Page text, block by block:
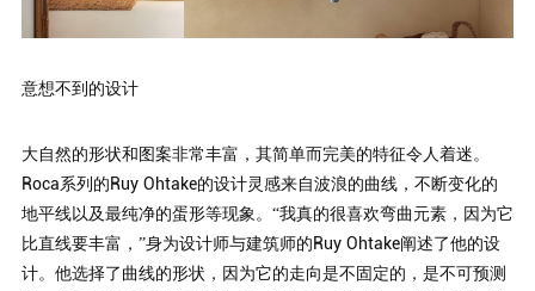
意想不到的设计
大自然的形状和图案非常丰富，其简单而完美的特征令人着迷。
Roca系列的Ruy Ohtake的设计灵感来自波浪的曲线，不断变化的
地平线以及最纯净的蛋形等现象。“我真的很喜欢弯曲元素，因为它
比直线要丰富，”身为设计师与建筑师的Ruy Ohtake阐述了他的设
计。他选择了曲线的形状，因为它的走向是不固定的，是不可预测